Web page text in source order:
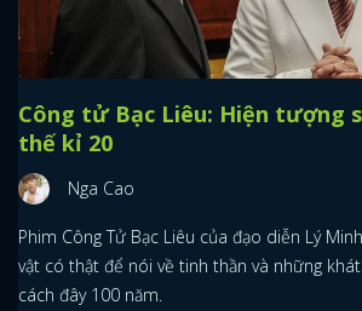
Công tử Bạc Liêu: Hiện tượng
thế kỉ 20
Nga Cao
Phim Công Tử Bạc Liêu của đạo diễn Lý
vật có thật để nói về tinh thần và những
cách đây 100 năm.